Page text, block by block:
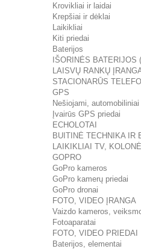
Krovikliai ir laidai
Krepšiai ir dėklai
Laikikliai
Kiti priedai
Baterijos
IŠORINĖS BATERIJOS
LAISVŲ RANKŲ
STACIONARŪS
GPS
Nešiojami,
Įvairūs GPS priedai
ECHOLOTAI
BUITINĖ TECHNIKA IR
LAIKIKLIAI TV,
GOPRO
GoPro kameros
GoPro kamerų priedai
GoPro dronai
FOTO, VIDEO ĮRANGA
Vaizdo kameros,
Fotoaparatai
FOTO, VIDEO PRIEDAI
Baterijos, elementai